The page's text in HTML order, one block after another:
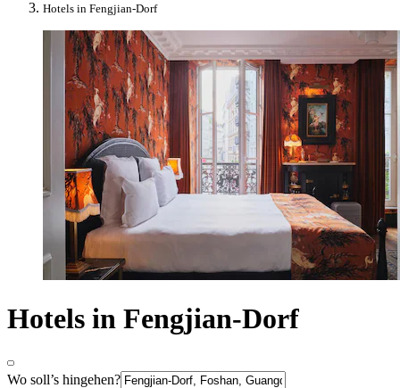
Hotels in Fengjian-Dorf
Hotels in Fengjian-Dorf
Wo soll’s hingehen?